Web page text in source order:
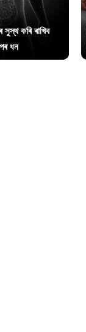
সুস্থ কৰি ৰাখিব
ধন